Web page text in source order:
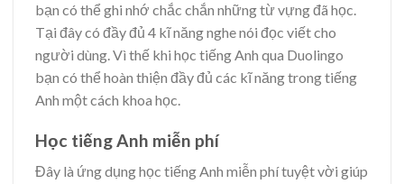
bạn có thể ghi nhớ chắc chắn những từ vựng đã học.
Tại đây có đầy đủ 4 kĩ năng nghe nói đọc viết cho
người dùng. Vì thế khi học tiếng Anh qua Duolingo
bạn có thể hoàn thiện đầy đủ các kĩ năng trong tiếng
Anh một cách khoa học.
Học tiếng Anh miễn phí
Đây là ứng dụng học tiếng Anh miễn phí tuyệt vời giúp